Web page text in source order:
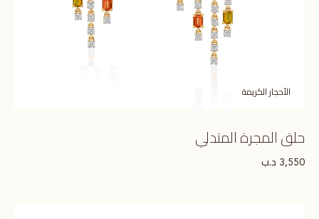
الأحجار الكريمة
حلق المجرة المتدلي
3,550 د.ب